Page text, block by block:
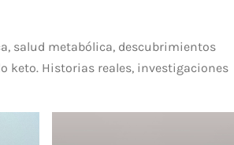
salud metabólica, descubrimientos
keto. Historias reales, investigaciones